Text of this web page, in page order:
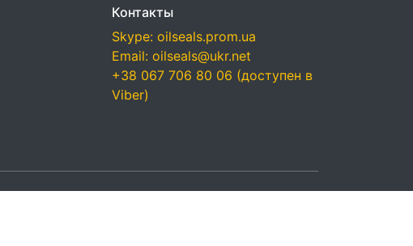
Контакты
Skype: oilseals.prom.ua
Email: oilseals@ukr.net
+38 067 706 80 06 (доступен в
Viber)